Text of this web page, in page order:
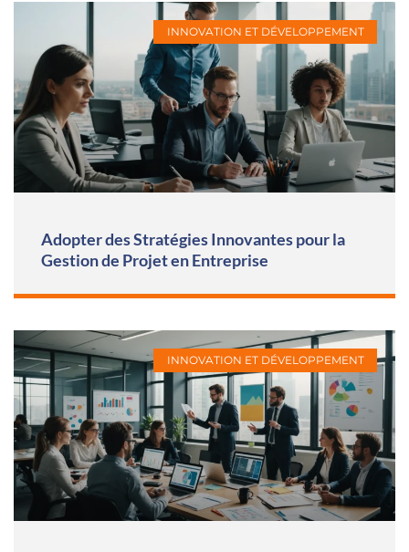
INNOVATION ET DÉVELOPPEMENT
Adopter des Stratégies Innovantes pour la
Gestion de Projet en Entreprise
INNOVATION ET DÉVELOPPEMENT